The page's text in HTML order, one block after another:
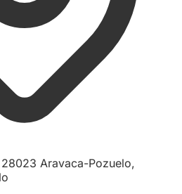
Aravaca-Pozuelo,